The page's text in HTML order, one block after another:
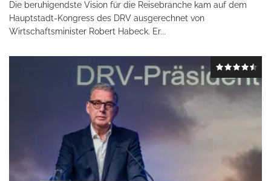
Die beruhigendste Vision für die Reisebranche kam auf dem
Hauptstadt-Kongress des DRV ausgerechnet von
Wirtschaftsminister Robert Habeck. Er...